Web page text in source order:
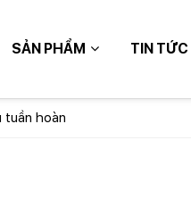
SẢN PHẨM TIN TỨC
tuần hoàn